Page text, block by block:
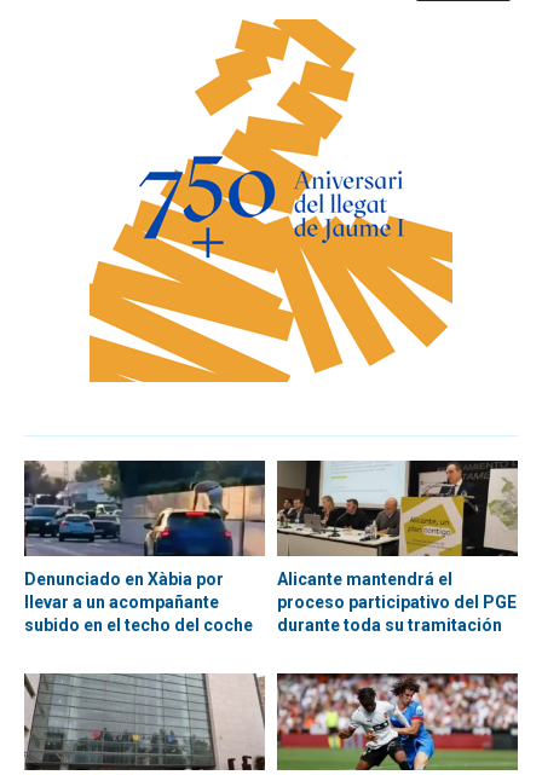
Denunciado en Xàbia por
llevar a un acompañante
subido en el techo del coche
Alicante mantendrá el
proceso participativo del PGE
durante toda su tramitación